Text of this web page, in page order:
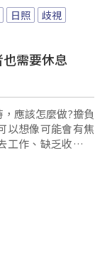
日照
歧視
也需要休息
應該怎麼做?擔負
以想像可能會有焦
作、缺乏收入、
歧等等。